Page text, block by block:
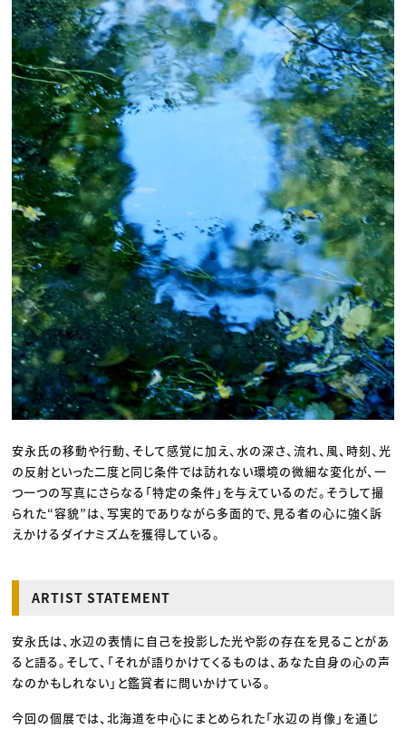
安永氏の移動や行動、そして感覚に加え、水の深さ、流れ、風、時刻、光
の反射といった二度と同じ条件では訪れない環境の微細な変化が、一
つ一つの写真にさらなる「特定の条件」を与えているのだ。そうして撮
られた“容貌”は、写実的でありながら多面的で、見る者の心に強く訴
えかけるダイナミズムを獲得している。
ARTIST STATEMENT
安永氏は、水辺の表情に自己を投影した光や影の存在を見ることがあ
ると語る。そして、「それが語りかけてくるものは、あなた自身の心の声
なのかもしれない」と鑑賞者に問いかけている。
今回の個展では、北海道を中心にまとめられた「水辺の肖像」を通じ